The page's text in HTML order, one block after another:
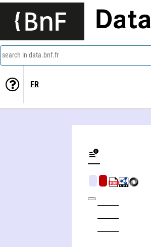
Data
search in data.bnf.fr
FR